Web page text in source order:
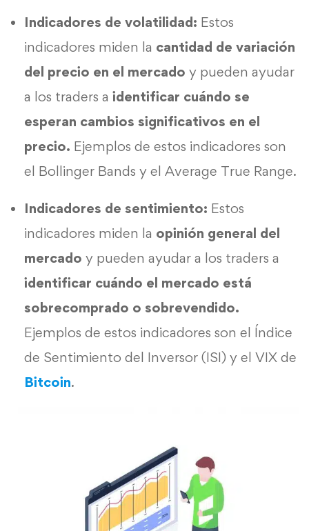
Indicadores de volatilidad: Estos
indicadores miden la cantidad de variación
del precio en el mercado y pueden ayudar
a los traders a identificar cuándo se
esperan cambios significativos en el
precio. Ejemplos de estos indicadores son
el Bollinger Bands y el Average True Range.
Indicadores de sentimiento: Estos
indicadores miden la opinión general del
mercado y pueden ayudar a los traders a
identificar cuándo el mercado está
sobrecomprado o sobrevendido.
Ejemplos de estos indicadores son el Índice
de Sentimiento del Inversor (ISI) y el VIX de
Bitcoin.